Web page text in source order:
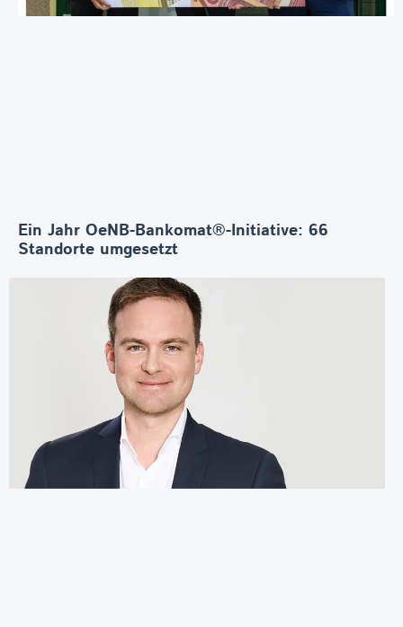
Ein Jahr OeNB-Bankomat®-Initiative: 66
Standorte umgesetzt